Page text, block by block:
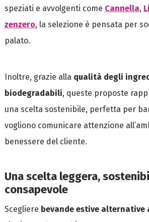
speziati e avvolgenti come Cannella,
zenzero, la selezione è pensata per
palato.
Inoltre, grazie alla qualità degli
biodegradabili, queste proposte
una scelta sostenibile, perfetta per
vogliono comunicare attenzione
benessere del cliente.
Una scelta leggera,
consapevole
Scegliere bevande estive alternative